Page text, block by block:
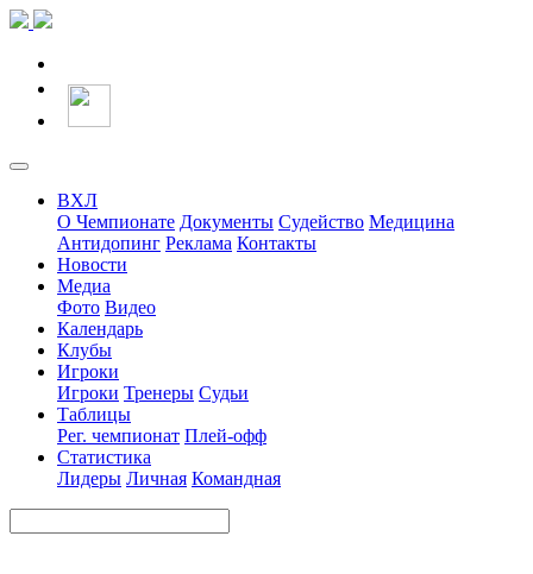
ВХЛ
О Чемпионате Документы Судейство Медицина
Антидопинг Реклама Контакты
Новости
Медиа
Фото Видео
Календарь
Клубы
Игроки
Игроки Тренеры Судьи
Таблицы
Рег. чемпионат Плей-офф
Статистика
Лидеры Личная Командная